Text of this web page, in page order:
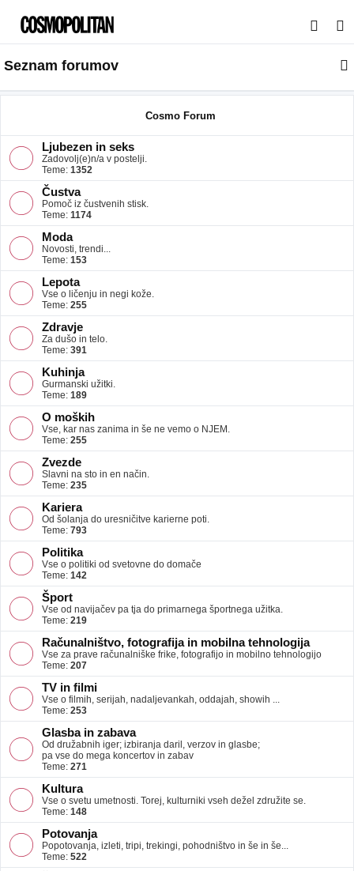
s
a
Seznam forumov
Cosmo Forum
Ljubezen in seks
Zadovolj(e)n/a v postelji.
Teme: 1352
Čustva
Pomoč iz čustvenih stisk.
Teme: 1174
Moda
Novosti, trendi...
Teme: 153
Lepota
Vse o ličenju in negi kože.
Teme: 255
Zdravje
Za dušo in telo.
Teme: 391
Kuhinja
Gurmanski užitki.
Teme: 189
O moških
Vse, kar nas zanima in še ne vemo o NJEM.
Teme: 255
Zvezde
Slavni na sto in en način.
Teme: 235
Kariera
Od šolanja do uresničitve karierne poti.
Teme: 793
Politika
Vse o politiki od svetovne do domače
Teme: 142
Šport
Vse od navijačev pa tja do primarnega športnega užitka.
Teme: 219
Računalništvo, fotografija in mobilna tehnologija
Vse za prave računalniške frike, fotografijo in mobilno tehnologijo
Teme: 207
TV in filmi
Vse o filmih, serijah, nadaljevankah, oddajah, showih ...
Teme: 253
Glasba in zabava
Od družabnih iger; izbiranja daril, verzov in glasbe;
pa vse do mega koncertov in zabav
Teme: 271
Kultura
Vse o svetu umetnosti. Torej, kulturniki vseh dežel združite se.
Teme: 148
Potovanja
Popotovanja, izleti, tripi, trekingi, pohodništvo in še in še...
Teme: 522